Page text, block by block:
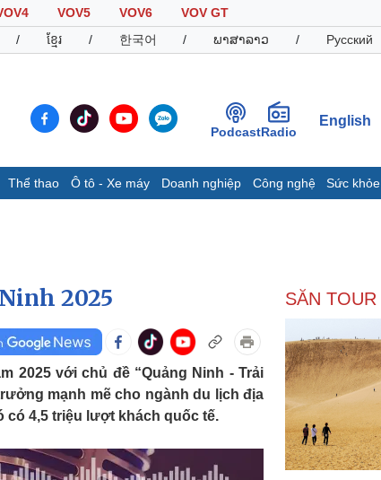
VOV5 VOV6
VOV GT
/ ខ្មែរ / 한국어 / ພາສາລາວ / Русский
PodcastRadio
English
Thể thao Ô tô - Xe máy Doanh nghiệp Công nghệ Sức khỏe
Infographic
Ô tô - Xe máy
Ô tô
Xe máy
Doanh nghiệp
Thông tin doanh nghiệp
Doanh nghiệp 24h
Doanh nhân
Vì cộng đồng
2025
2025 với chủ đề “Quảng Ninh - Trải
mạnh mẽ cho ngành du lịch địa
4,5 triệu lượt khách quốc tế.
SĂN TOUR